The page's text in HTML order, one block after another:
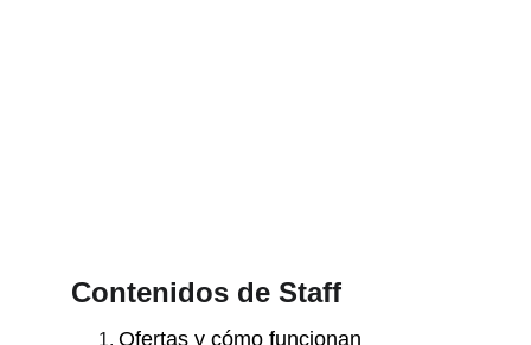
Contenidos de Staff
Ofertas y cómo funcionan